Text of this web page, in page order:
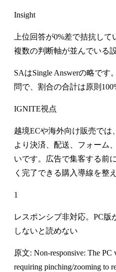
Insight
上位回答が0%差で拮抗して
複数の判断軸が並んでいる
SAはSingle Answerの略です
問で、割合の合計は原則
IGNITE視点
越境ECや海外向け販売で
より決済、配送、フォーム
いです。広告で集客する前
く完了できる購入導線を整
1
レスポンシブ非対応。PC版
しないと読めない
原文: Non-responsive: The PC
requiring pinching/zooming to